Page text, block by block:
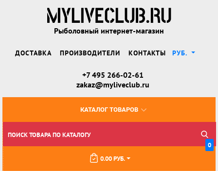
Рыболовный интернет-магазин
ДОСТАВКА ПРОИЗВОДИТЕЛИ КОНТАКТЫ РУБ.
+7 495 266-02-61
zakaz@myliveclub.ru
КАТАЛОГ ТОВАРОВ
0
0.00 РУБ.